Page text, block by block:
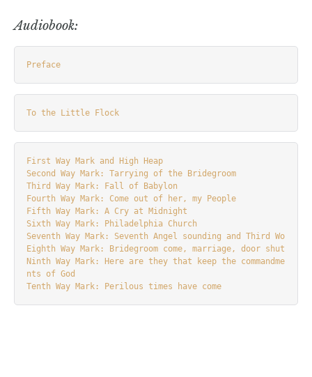
Audiobook:
Preface
To the Little Flock
First Way Mark and High Heap
Second Way Mark: Tarrying of the Bridegroom
Third Way Mark: Fall of Babylon
Fourth Way Mark: Come out of her, my People
Fifth Way Mark: A Cry at Midnight
Sixth Way Mark: Philadelphia Church
Seventh Way Mark: Seventh Angel sounding and Third Wo
Eighth Way Mark: Bridegroom come, marriage, door shut
Ninth Way Mark: Here are they that keep the commandme
nts of God
Tenth Way Mark: Perilous times have come